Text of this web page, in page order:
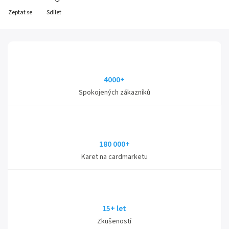
Zeptat se Sdílet
4000+
Spokojených zákazníků
180 000+
Karet na cardmarketu
15+ let
Zkušeností